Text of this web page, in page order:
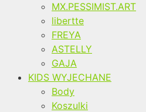
MX.PESSIMIST.ART
libertte
FREYA
ASTELLY
GAJA
KIDS WYJECHANE
Body
Koszulki